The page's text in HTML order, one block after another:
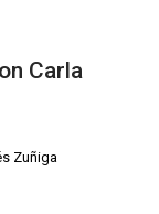
Carla
Zuñiga